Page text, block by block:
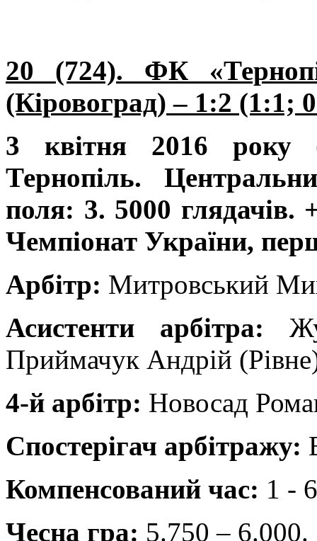
20 (724). ФК
(Кіровоград) – 1:2 (1:1;
3 квітня 2016 року
Тернопіль.
поля: 3. 5000 глядачів.
Чемпіонат України,
Арбітр: Митровський
Асистенти арбітра:
Приймачук Андрій
4-й арбітр: Новосад
Спостерігач арбітражу:
Компенсований час: 1 -
Чесна гра: 5.750 – 6.000.